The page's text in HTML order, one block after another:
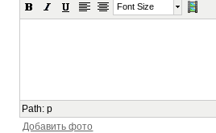
Font Size
Path:p
Добавить фото